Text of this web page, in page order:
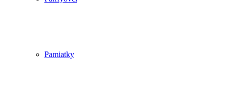
Pamiatky